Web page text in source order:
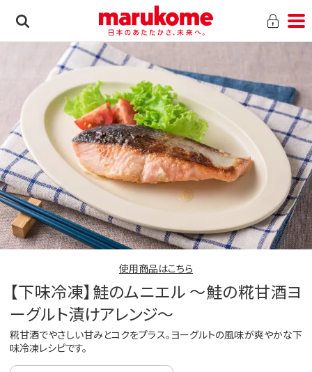
使用商品はこちら
【下味冷凍】鮭のムニエル ～鮭の糀甘酒ヨ
ーグルト漬けアレンジ～
糀甘酒でやさしい甘みとコクをプラス。ヨーグルトの風味が爽やかな下
味冷凍レシピです。